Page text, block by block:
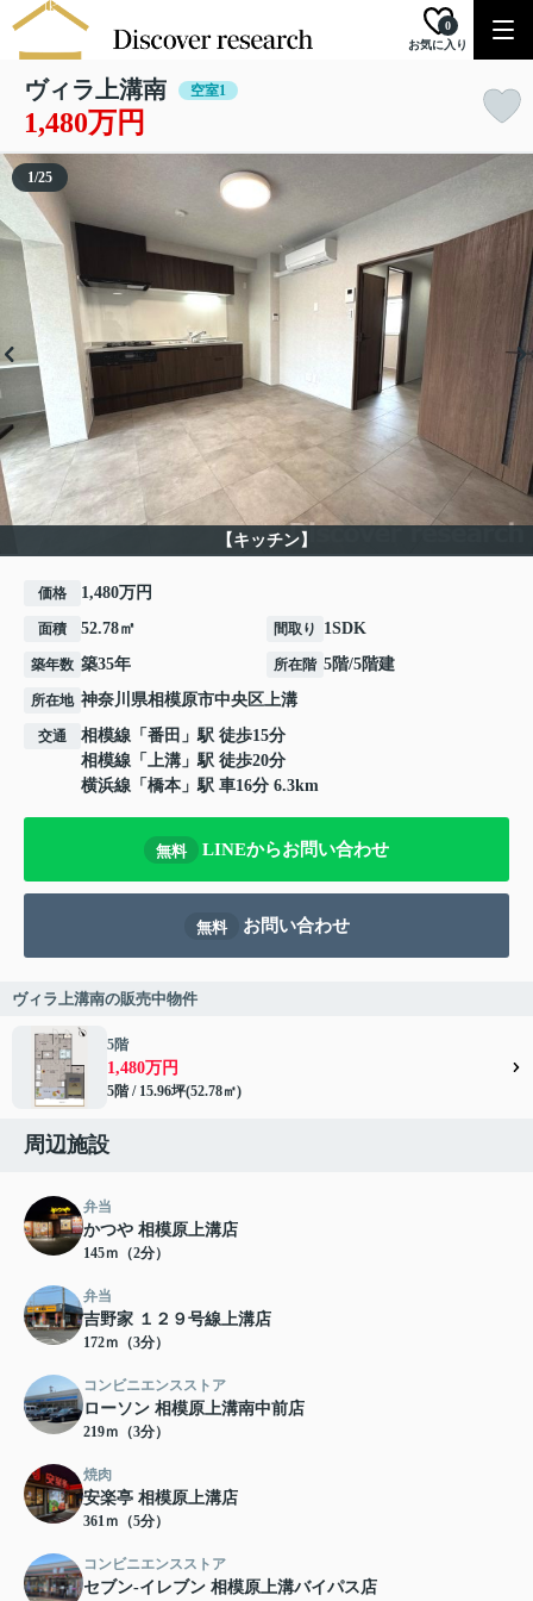
お気に入り
0
ヴィラ上溝南 空室1
1,480万円
【キッチン】
1/25
価格 1,480万円
面積 52.78㎡ 間取り 1SDK
築年数 築35年 所在階 5階/5階建
所在地 神奈川県相模原市中央区上溝
交通 相模線 「 番田 」駅 徒歩15分
相模線 「 上溝 」駅 徒歩20分
横浜線 「 橋本 」駅 車16分 6.3km
無料 LINEからお問い合わせ
無料 お問い合わせ
ヴィラ上溝南の販売中物件
5階
1,480万円
5階 / 15.96坪(52.78㎡)
周辺施設
弁当
かつや 相模原上溝店
145ｍ（2分）
弁当
吉野家 １２９号線上溝店
172ｍ（3分）
コンビニエンスストア
ローソン 相模原上溝南中前店
219ｍ（3分）
焼肉
安楽亭 相模原上溝店
361ｍ（5分）
コンビニエンスストア
セブン-イレブン 相模原上溝バイパス店